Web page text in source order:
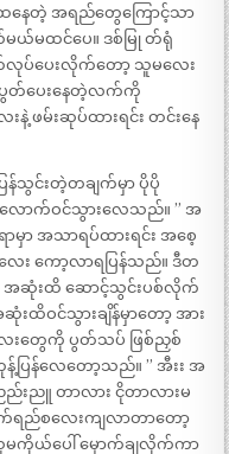
ေတဲ့ အရည်တွေကြောင့်သာ
ယ်မထင်ပေ။ ဒစ်မြု တ်ရုံ
ပ်ပေးလိုက်တော့ သူမလေး
တ်ပေးနေတဲ့လက်ကို
မ်းဆုပ်ထားရင်း တင်းနေ
န်သွင်းတဲ့တချက်မှာ ပိုပို
ာက်ဝင်သွားလေသည်။ ” အ
ာမှာ အသာရပ်ထားရင်း အစေ့
း ကော့လာရပြန်သည်။ ဒီတ
အဆုံးထိ ဆောင့်သွင်းပစ်လိုက်
ဆုံးထိဝင်သွားချိန်မှာတော့ အား
းတွေကို ပွတ်သပ် ဖြစ်ညှစ်
ြန်လေတော့သည်။ ” အီးး အ
းညူ တာလား ငိုတာလားမ
ရည်စလေးကျလာတာတော့
ကိုယ်ပေါ် မှောက်ချလိုက်ကာ